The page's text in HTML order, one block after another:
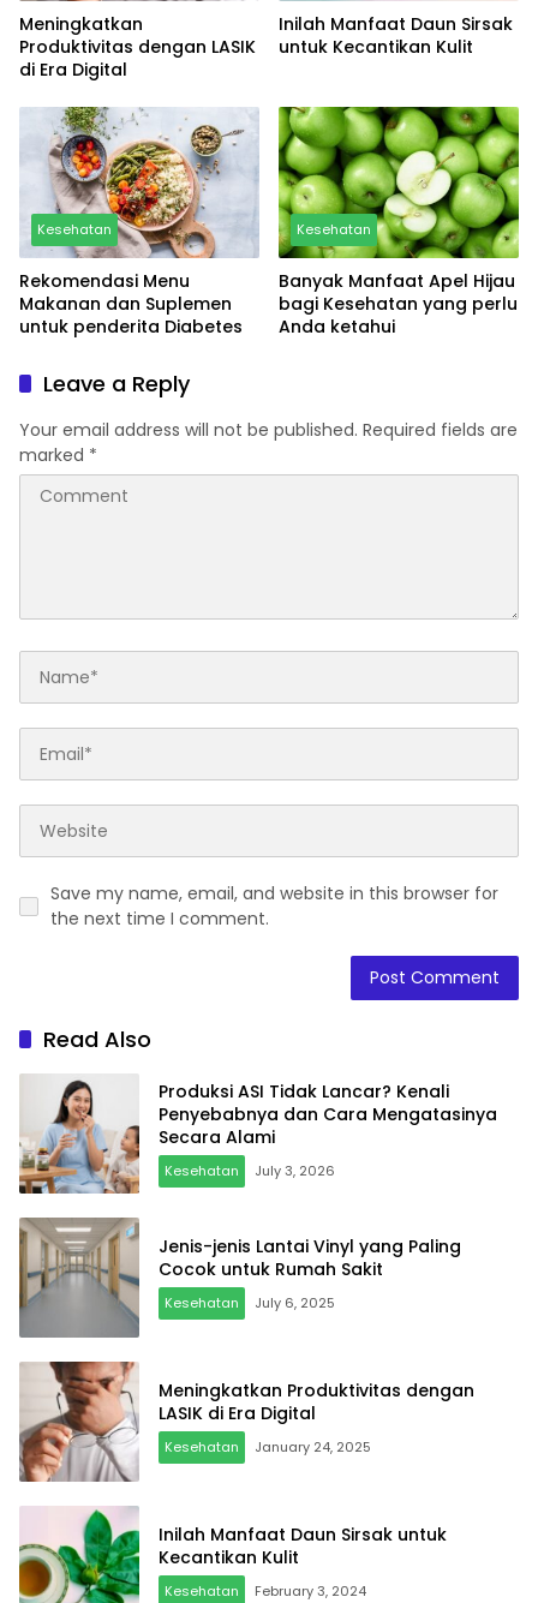
Meningkatkan
Produktivitas dengan LASIK
di Era Digital
Inilah Manfaat Daun Sirsak
untuk Kecantikan Kulit
Kesehatan
Rekomendasi Menu
Makanan dan Suplemen
untuk penderita Diabetes
Kesehatan
Banyak Manfaat Apel Hijau
bagi Kesehatan yang perlu
Anda ketahui
Leave a Reply
Your email address will not be published. Required fields are
marked *
Save my name, email, and website in this browser for
the next time I comment.
Read Also
Produksi ASI Tidak Lancar? Kenali
Penyebabnya dan Cara Mengatasinya
Secara Alami
Kesehatan July 3, 2026
Jenis-jenis Lantai Vinyl yang Paling
Cocok untuk Rumah Sakit
Kesehatan July 6, 2025
Meningkatkan Produktivitas dengan
LASIK di Era Digital
Kesehatan January 24, 2025
Inilah Manfaat Daun Sirsak untuk
Kecantikan Kulit
Kesehatan February 3, 2024